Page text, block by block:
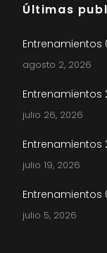
Últimas
Entrenamientos
agosto 2, 2026
Entrenamientos
julio 26, 2026
Entrenamientos
julio 19, 2026
Entrenamientos
julio 5, 2026